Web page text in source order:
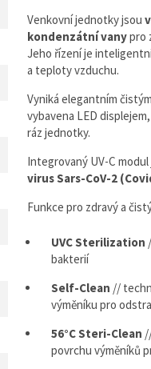
Venkovní jednotky jsou
kondenzátní vanypro
Jeho řízení je
a teploty vzduchu.
Vyniká elegantním
vybavena LED
ráz jednotky.
Integrovaný UV-C
virus Sars-CoV-2
Funkce pro zdravý a
UVC Sterilization
bakterií
Self-Clean //
výměníku pro
56°C Steri-Clean
povrchu výměníků